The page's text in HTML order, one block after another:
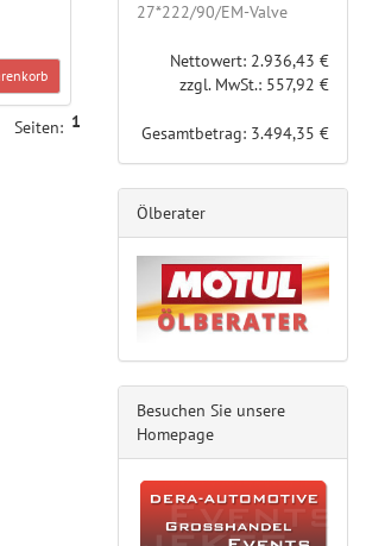
1
Seiten:
27*222/90/EM-Valve
Nettowert: 2.936,43 €
zzgl. MwSt.: 557,92 €
Gesamtbetrag: 3.494,35 €
Ölberater
Besuchen Sie unsere
Homepage